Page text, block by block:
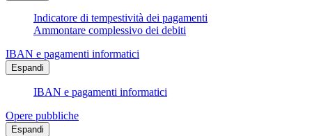
Indicatore di tempestività dei pagamenti
Ammontare complessivo dei debiti
IBAN e pagamenti informatici
Espandi
IBAN e pagamenti informatici
Opere pubbliche
Espandi